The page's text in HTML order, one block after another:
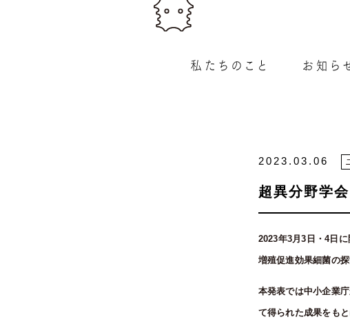
2023.03.06
超異分野学
2023年3月3日・4日
増殖促進効果細菌の
本発表では中小企業
て得られた成果をも